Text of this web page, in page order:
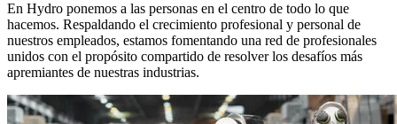
En Hydro ponemos a las personas en el centro de todo lo que
hacemos. Respaldando el crecimiento profesional y personal de
nuestros empleados, estamos fomentando una red de profesionales
unidos con el propósito compartido de resolver los desafíos más
apremiantes de nuestras industrias.